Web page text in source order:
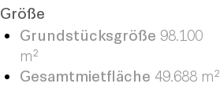
Größe
Grundstücksgröße 98.100
m²
Gesamtmietfläche 49.688 m²